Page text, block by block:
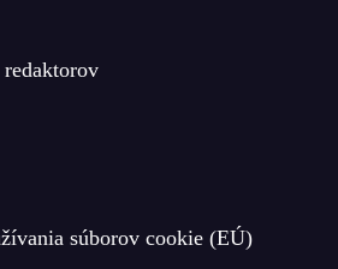
súborov cookie (EÚ)